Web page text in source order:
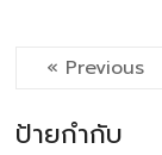
« Previous
ป้ายกำกับ